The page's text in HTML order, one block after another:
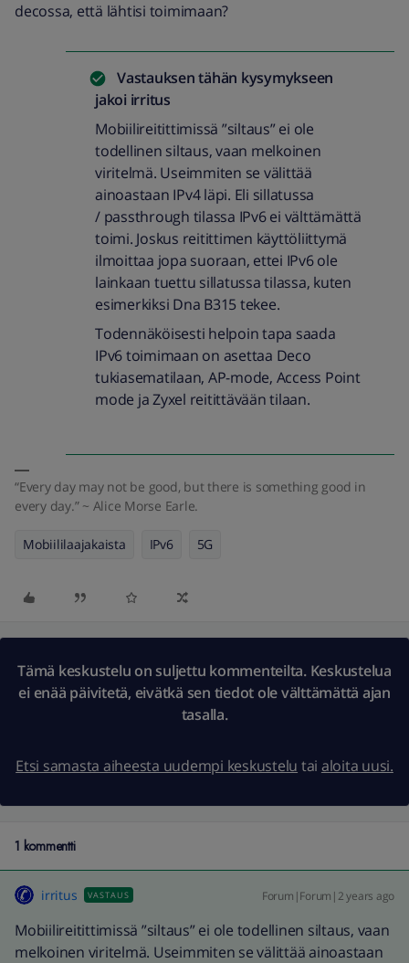
decossa, että lähtisi toimimaan?
Vastauksen tähän kysymykseen
jakoi irritus
Mobiilireitittimissä ”siltaus” ei ole
todellinen siltaus, vaan melkoinen
viritelmä. Useimmiten se välittää
ainoastaan IPv4 läpi. Eli sillatussa
/ passthrough tilassa IPv6 ei välttämättä
toimi. Joskus reitittimen käyttöliittymä
ilmoittaa jopa suoraan, ettei IPv6 ole
lainkaan tuettu sillatussa tilassa, kuten
esimerkiksi Dna B315 tekee.
Todennäköisesti helpoin tapa saada
IPv6 toimimaan on asettaa Deco
tukiasematilaan, AP-mode, Access Point
mode ja Zyxel reitittävään tilaan.
“Every day may not be good, but there is something good in
every day.” ~ Alice Morse Earle.
Mobiililaajakaista IPv6 5G
Tämä keskustelu on suljettu kommenteilta. Keskustelua
ei enää päivitetä, eivätkä sen tiedot ole välttämättä ajan
tasalla.
Etsi samasta aiheesta uudempi keskustelu tai aloita uusi.
1 kommentti
irritus VASTAUS Forum|Forum|2 years ago
Mobiilireitittimissä ”siltaus” ei ole todellinen siltaus, vaan
melkoinen viritelmä. Useimmiten se välittää ainoastaan